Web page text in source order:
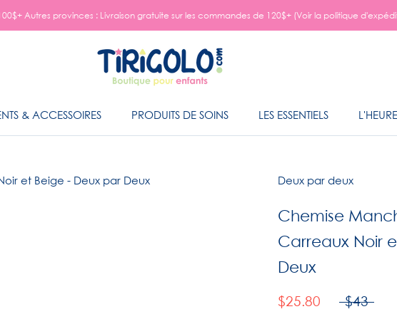
Autres provinces : Livraison gratuite sur les commandes de 120$+ (Voir la politique
& ACCESSOIRES
PRODUITS DE SOINS
LES ESSENTIELS
Deux par deux
Chemise
Carreaux Noir
Deux
$25.80 $43